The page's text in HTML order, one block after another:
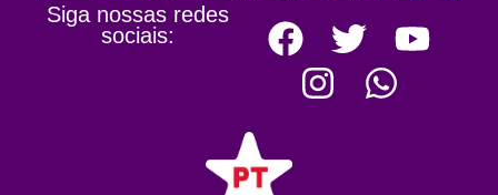
Siga nossas redes
sociais: